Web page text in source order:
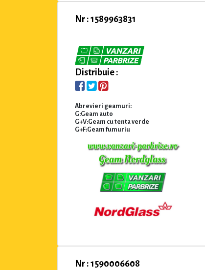
Nr : 1589963831
Distribuie :
Abrevieri geamuri:
G:Geam auto
G+V:Geam cu tenta verde
G+F:Geam fumuriu
Nr : 1590006608